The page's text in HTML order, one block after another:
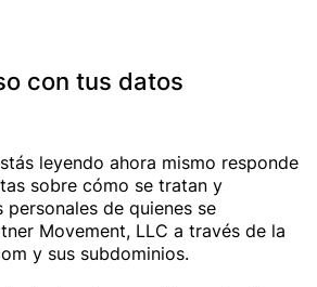
con tus datos
leyendo ahora mismo responde
sobre cómo se tratan y
de quienes se
Movement, LLC a través de la
y sus subdominios.